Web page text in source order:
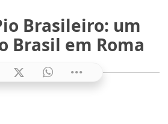
Brasileiro: um
Brasil em Roma